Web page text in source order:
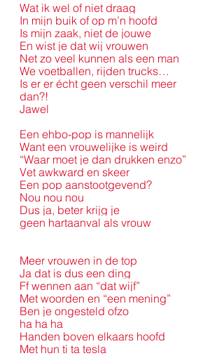
Wat ik wel of niet draag
In mijn buik of op m’n hoofd
Is mijn zaak, niet de jouwe
En wist je dat wij vrouwen
Net zo veel kunnen als een man
We voetballen, rijden trucks…
Is er er écht geen verschil meer
dan?!
Jawel
Een ehbo-pop is mannelijk
Want een vrouwelijke is weird
“Waar moet je dan drukken enzo”
Vet awkward en skeer
Een pop aanstootgevend?
Nou nou nou
Dus ja, beter krijg je
geen hartaanval als vrouw
Meer vrouwen in de top
Ja dat is dus een ding
Ff wennen aan “dat wijf”
Met woorden en “een mening”
Ben je ongesteld ofzo
ha ha ha
Handen boven elkaars hoofd
Met hun ti ta tesla